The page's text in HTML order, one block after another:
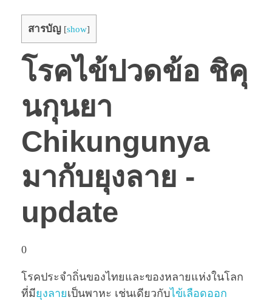
สารบัญ [show]
โรคไข้ปวดข้อ ชิคุ
นกุนยา
Chikungunya
มากับยุงลาย -
update
0
โรคประจำถิ่นของไทยและของหลายแห่งในโลก
ที่มียุงลายเป็นพาหะ เช่นเดียวกับไข้เลือดออก